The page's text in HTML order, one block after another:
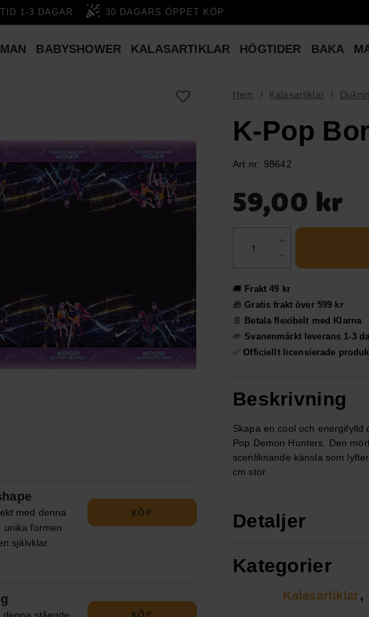
1-3 DAGAR 30 DAGARS ÖPPET KÖP
BABYSHOWER KALASARTIKLAR HÖGTIDER BAKA
med denna
unika formen
självklar
och kan
vitt
KÖP
stående
KÖP
Hem Kalasartiklar
K-Pop
Art nr: 98642
59,00 kr
🚚 Frakt 49 kr
🎁Gratis frakt över 599 kr
📄
Betala flexibelt med Klarna
🌱 Svanenmärkt leverans 1-3
✅Officiellt licensierade
Beskrivning
Skapa en cool och energifylld
Pop Demon Hunters. Den
scenliknande känsla som
cm stor.
Detaljer
Kategorier
Kalasartiklar